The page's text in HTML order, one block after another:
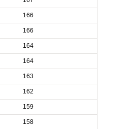
166
166
164
164
163
162
159
158